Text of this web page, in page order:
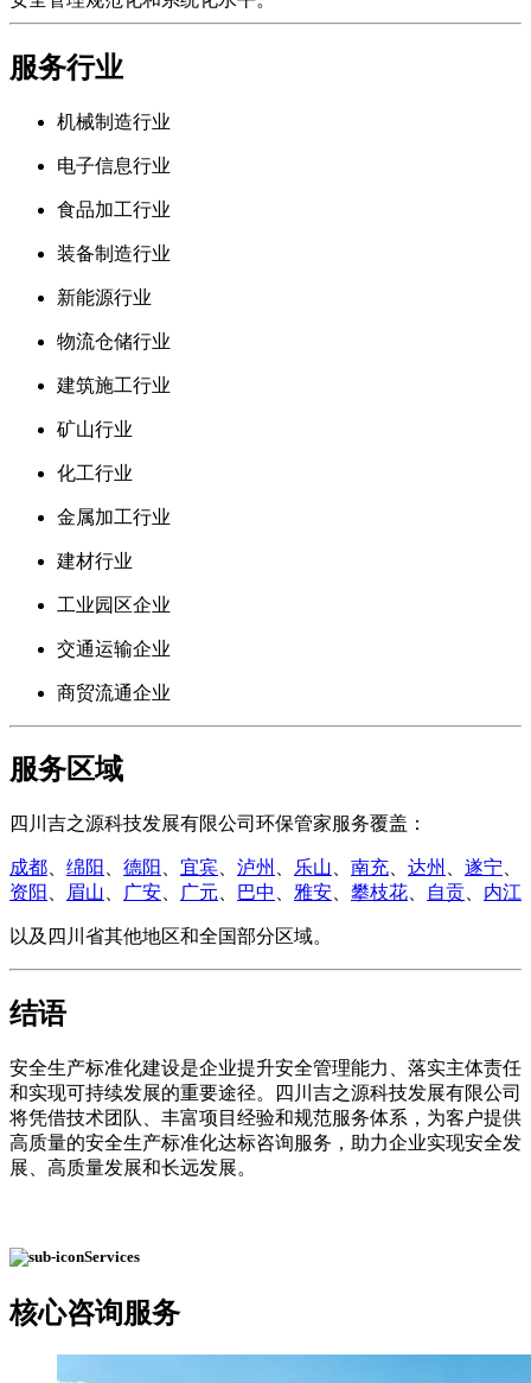
服务行业
机械制造行业
电子信息行业
食品加工行业
装备制造行业
新能源行业
物流仓储行业
建筑施工行业
矿山行业
化工行业
金属加工行业
建材行业
工业园区企业
交通运输企业
商贸流通企业
服务区域
四川吉之源科技发展有限公司环保管家服务覆盖：
成都 绵阳 德阳 宜宾 泸州 乐山 南充 达州 遂宁
资阳
眉山 广安 广元 巴中 雅安 攀枝花 自贡 内江
以及四川省其他地区和全国部分区域。
结语
安全生产标准化建设是企业提升安全管理能力、落实主体责任
和实现可持续发展的重要途径。四川吉之源科技发展有限公司
将凭借技术团队、丰富项目经验和规范服务体系，为客户提供
高质量的安全生产标准化达标咨询服务，助力企业实现安全发
展、高质量发展和长远发展。
Services
核心咨询服务